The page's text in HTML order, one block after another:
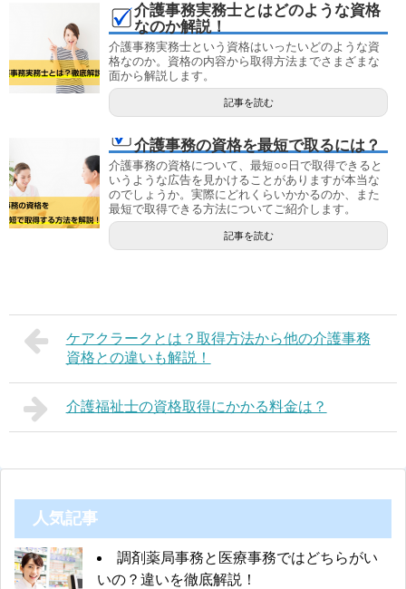
介護事務実務士とはどのような資格
なのか解説！
介護事務実務士という資格はいったいどのような資
格なのか。資格の内容から取得方法までさまざまな
面から解説します。
記事を読む
介護事務の資格を最短で取るには？
介護事務の資格について、最短○○日で取得できると
いうような広告を見かけることがありますが本当な
のでしょうか。実際にどれくらいかかるのか、また
最短で取得できる方法についてご紹介します。
記事を読む
ケアクラークとは？取得方法から他の介護事務
資格との違いも解説！
介護福祉士の資格取得にかかる料金は？
人気記事
調剤薬局事務と医療事務ではどちらがい
いの？違いを徹底解説！